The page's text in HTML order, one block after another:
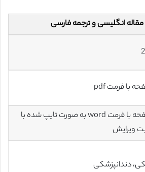
انگلیسی و ترجمه فارسی
7 صفحه با فرمت word به صورت تایپ شده با
ویرایش
دندانپزشکی